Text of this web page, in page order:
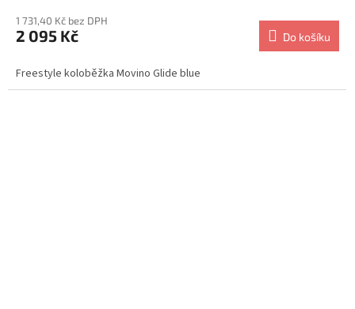
1 731,40 Kč bez DPH
2 095 Kč Do košíku
Freestyle koloběžka Movino Glide blue